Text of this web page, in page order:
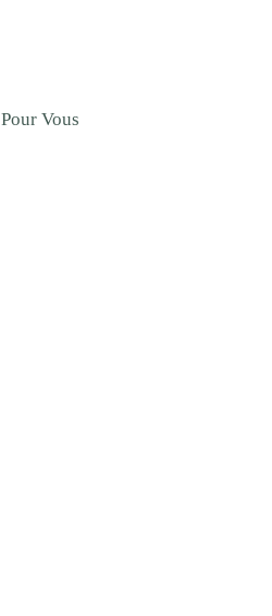
Pour Vous